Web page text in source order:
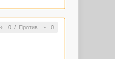
0/ Против 0